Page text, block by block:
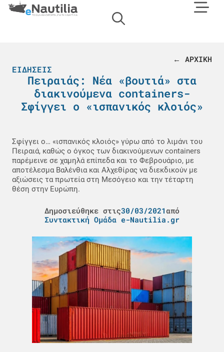
← ΑΡΧΙΚΗ
ΕΙΔΉΣΕΙΣ
Πειραιάς: Νέα «βουτιά» στα
διακινούμενα containers-
Σφίγγει ο «ισπανικός κλοιός»
Σφίγγει ο… «ισπανικός κλοιός» γύρω από το λιμάνι του
Πειραιά, καθώς ο όγκος των διακινούμενων containers
παρέμεινε σε χαμηλά επίπεδα και το Φεβρουάριο, με
αποτέλεσμα Βαλένθια και Αλχεθίρας να διεκδικούν με
αξιώσεις τα πρωτεία στη Μεσόγειο και την τέταρτη
θέση στην Ευρώπη.
Δημοσιεύθηκε στις30/03/2021από
Συντακτική Ομάδα e-Nautilia.gr